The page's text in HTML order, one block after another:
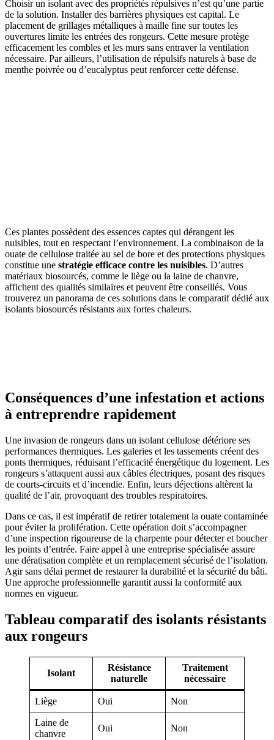
Choisir un isolant avec des propriétés répulsives n’est qu’une partie
de la solution. Installer des barrières physiques est capital. Le
placement de grillages métalliques à maille fine sur toutes les
ouvertures limite les entrées des rongeurs. Cette mesure protège
efficacement les combles et les murs sans entraver la ventilation
nécessaire. Par ailleurs, l’utilisation de répulsifs naturels à base de
menthe poivrée ou d’eucalyptus peut renforcer cette défense.
Ces plantes possèdent des essences captes qui dérangent les
nuisibles, tout en respectant l’environnement. La combinaison de la
ouate de cellulose traitée au sel de bore et des protections physiques
constitue une stratégie efficace contre les nuisibles. D’autres
matériaux biosourcés, comme le liège ou la laine de chanvre,
affichent des qualités similaires et peuvent être conseillés. Vous
trouverez un panorama de ces solutions dans le comparatif dédié aux
isolants biosourcés résistants aux fortes chaleurs.
Conséquences d’une infestation et actions
à entreprendre rapidement
Une invasion de rongeurs dans un isolant cellulose détériore ses
performances thermiques. Les galeries et les tassements créent des
ponts thermiques, réduisant l’efficacité énergétique du logement. Les
rongeurs s’attaquent aussi aux câbles électriques, posant des risques
de courts-circuits et d’incendie. Enfin, leurs déjections altèrent la
qualité de l’air, provoquant des troubles respiratoires.
Dans ce cas, il est impératif de retirer totalement la ouate contaminée
pour éviter la prolifération. Cette opération doit s’accompagner
d’une inspection rigoureuse de la charpente pour détecter et boucher
les points d’entrée. Faire appel à une entreprise spécialisée assure
une dératisation complète et un remplacement sécurisé de l’isolation.
Agir sans délai permet de restaurer la durabilité et la sécurité du bâti.
Une approche professionnelle garantit aussi la conformité aux
normes en vigueur.
Tableau comparatif des isolants résistants
aux rongeurs
Isolant
Résistance
naturelle
Traitement
nécessaire
Liège Oui Non
Laine de
chanvre
Oui Non